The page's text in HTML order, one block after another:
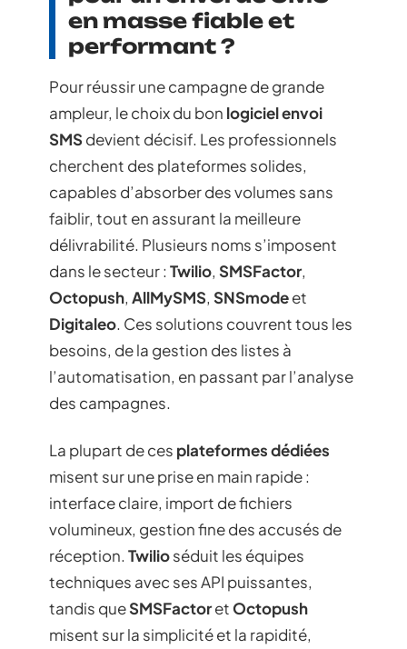
en masse fiable et
performant ?
Pour réussir une campagne de grande
ampleur, le choix du bon logiciel envoi
SMSdevient décisif. Les professionnels
cherchent des plateformes solides,
capables d’absorber des volumes sans
faiblir, tout en assurant la meilleure
délivrabilité. Plusieurs noms s’imposent
dans le secteur : Twilio, SMSFactor,
Octopush, AllMySMS, SNSmodeet
Digitaleo. Ces solutions couvrent tous les
besoins, de la gestion des listes à
l’automatisation, en passant par l’analyse
des campagnes.
La plupart de ces plateformes dédiées
misent sur une prise en main rapide :
interface claire, import de fichiers
volumineux, gestion fine des accusés de
réception. Twilioséduit les équipes
techniques avec ses API puissantes,
tandis queSMSFactoretOctopush
misent sur la simplicité et la rapidité,